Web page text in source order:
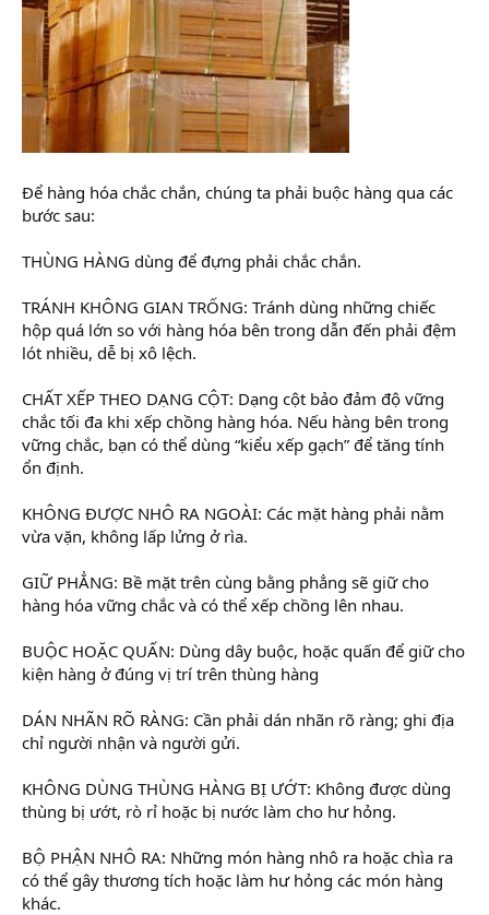
Để hàng hóa chắc chắn, chúng ta phải buộc hàng qua các
bước sau:
THÙNG HÀNG dùng để đựng phải chắc chắn.
TRÁNH KHÔNG GIAN TRỐNG: Tránh dùng những chiếc
hộp quá lớn so với hàng hóa bên trong dẫn đến phải đệm
lót nhiều, dễ bị xô lệch.
CHẤT XẾP THEO DẠNG CỘT: Dạng cột bảo đảm độ vững
chắc tối đa khi xếp chồng hàng hóa. Nếu hàng bên trong
vững chắc, bạn có thể dùng “kiểu xếp gạch” để tăng tính
ổn định.
KHÔNG ĐƯỢC NHÔ RA NGOÀI: Các mặt hàng phải nằm
vừa vặn, không lấp lửng ở rìa.
GIỮ PHẲNG: Bề mặt trên cùng bằng phẳng sẽ giữ cho
hàng hóa vững chắc và có thể xếp chồng lên nhau.
BUỘC HOẶC QUẤN: Dùng dây buộc, hoặc quấn để giữ cho
kiện hàng ở đúng vị trí trên thùng hàng
DÁN NHÃN RÕ RÀNG: Cần phải dán nhãn rõ ràng; ghi địa
chỉ người nhận và người gửi.
KHÔNG DÙNG THÙNG HÀNG BỊ ƯỚT: Không được dùng
thùng bị ướt, rò rỉ hoặc bị nước làm cho hư hỏng.
BỘ PHẬN NHÔ RA: Những món hàng nhô ra hoặc chìa ra
có thể gây thương tích hoặc làm hư hỏng các món hàng
khác.